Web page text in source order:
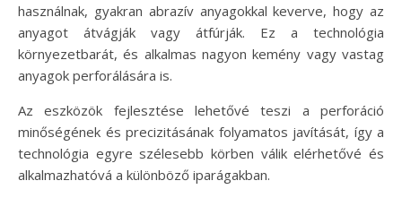
használnak, gyakran abrazív anyagokkal keverve, hogy az
anyagot átvágják vagy átfúrják. Ez a technológia
környezetbarát, és alkalmas nagyon kemény vagy vastag
anyagok perforálására is.
Az eszközök fejlesztése lehetővé teszi a perforáció
minőségének és precizitásának folyamatos javítását, így a
technológia egyre szélesebb körben válik elérhetővé és
alkalmazhatóvá a különböző iparágakban.